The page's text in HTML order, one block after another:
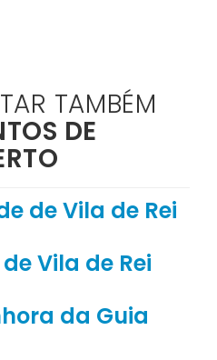
TAMBÉM
DE
de Vila de Rei
Vila de Rei
da Guia